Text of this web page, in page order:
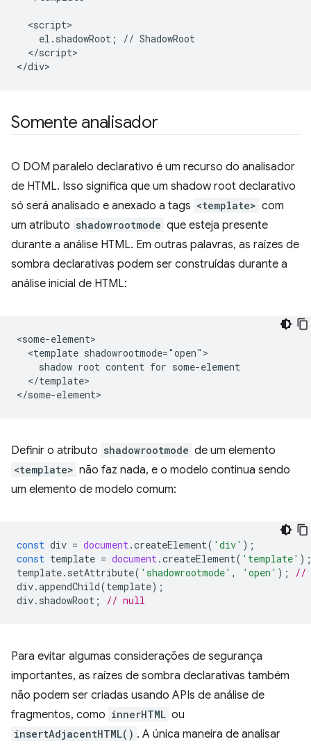
  <script>
    el.shadowRoot; // ShadowRoot
  </script>
Somente analisador
O DOM paralelo declarativo é um recurso do analisador
de HTML. Isso significa que um shadow root declarativo
só será analisado e anexado a tags <template> com
um atributo shadowrootmode que esteja presente
durante a análise HTML. Em outras palavras, as raízes de
sombra declarativas podem ser construídas durante a
análise inicial de HTML:
<some-element>
  <template shadowrootmode="open">
    shadow root content for some-element
  </template>
Definir o atributo shadowrootmode de um elemento
<template> não faz nada, e o modelo continua sendo
um elemento de modelo comum:
const div = document.createElement( 'div' );
const template = document.createElement( 'template' );
template. setAttribute( 'shadowrootmode' , 'open' );
//
div.appendChild(template);
div. shadowRoot ; // null
Para evitar algumas considerações de segurança
importantes, as raízes de sombra declarativas também
não podem ser criadas usando APIs de análise de
fragmentos, como innerHTML ou
insertAdjacentHTML() . A única maneira de analisar